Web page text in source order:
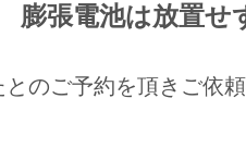
張電池は放置せ
のご予約を頂きご依